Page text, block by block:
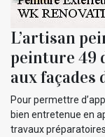
L’artisan
peinture 49
aux façades
Pour permettre
bien entretenue en
travaux